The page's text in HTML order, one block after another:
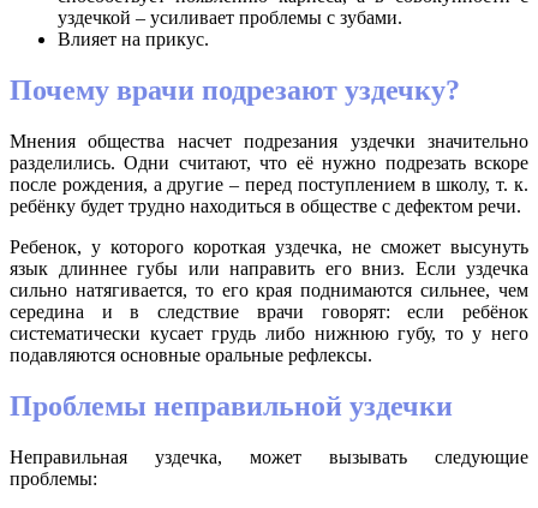
уздечкой – усиливает проблемы с зубами.
Влияет на прикус.
Почему врачи подрезают уздечку?
Мнения общества насчет подрезания уздечки значительно
разделились. Одни считают, что её нужно подрезать вскоре
после рождения, а другие – перед поступлением в школу, т. к.
ребёнку будет трудно находиться в обществе с дефектом речи.
Ребенок, у которого короткая уздечка, не сможет высунуть
язык длиннее губы или направить его вниз. Если уздечка
сильно натягивается, то его края поднимаются сильнее, чем
середина и в следствие врачи говорят: если ребёнок
систематически кусает грудь либо нижнюю губу, то у него
подавляются основные оральные рефлексы.
Проблемы неправильной уздечки
Неправильная уздечка, может вызывать следующие
проблемы: